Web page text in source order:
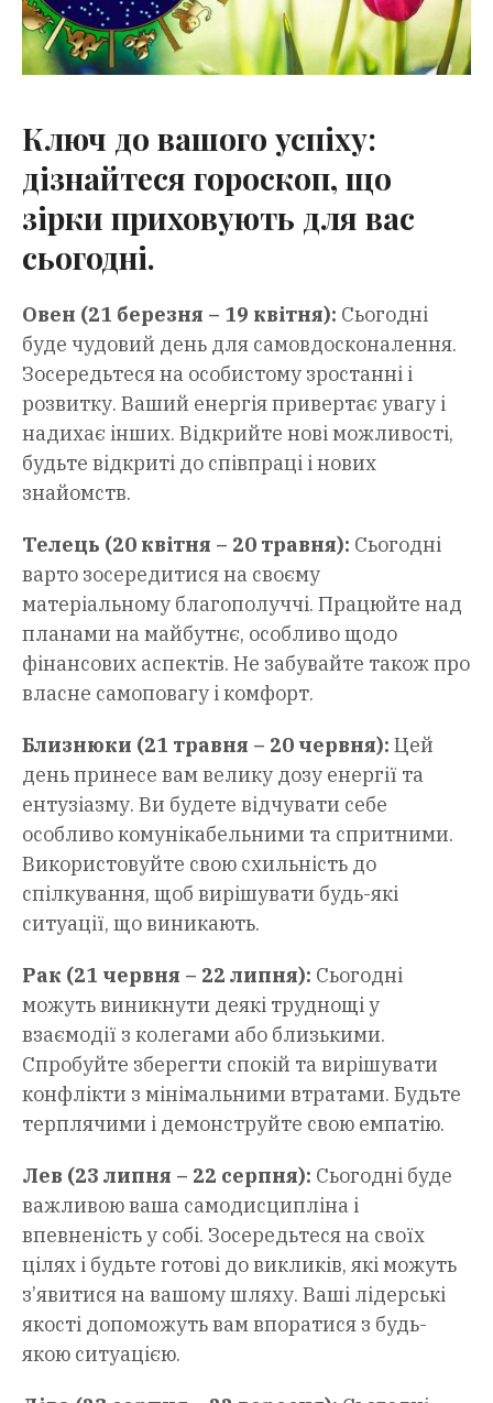
Ключ до вашого успіху:
дізнайтеся гороскоп, що
зірки приховують для вас
сьогодні.
Овен (21 березня – 19 квітня): Сьогодні
буде чудовий день для самовдосконалення.
Зосередьтеся на особистому зростанні і
розвитку. Ваший енергія привертає увагу і
надихає інших. Відкрийте нові можливості,
будьте відкриті до співпраці і нових
знайомств.
Телець (20 квітня – 20 травня): Сьогодні
варто зосередитися на своєму
матеріальному благополуччі. Працюйте над
планами на майбутнє, особливо щодо
фінансових аспектів. Не забувайте також про
власне самоповагу і комфорт.
Близнюки (21 травня – 20 червня): Цей
день принесе вам велику дозу енергії та
ентузіазму. Ви будете відчувати себе
особливо комунікабельними та спритними.
Використовуйте свою схильність до
спілкування, щоб вирішувати будь-які
ситуації, що виникають.
Рак (21 червня – 22 липня): Сьогодні
можуть виникнути деякі труднощі у
взаємодії з колегами або близькими.
Спробуйте зберегти спокій та вирішувати
конфлікти з мінімальними втратами. Будьте
терплячими і демонструйте свою емпатію.
Лев (23 липня – 22 серпня): Сьогодні буде
важливою ваша самодисципліна і
впевненість у собі. Зосередьтеся на своїх
цілях і будьте готові до викликів, які можуть
з’явитися на вашому шляху. Ваші лідерські
якості допоможуть вам впоратися з будь-
якою ситуацією.